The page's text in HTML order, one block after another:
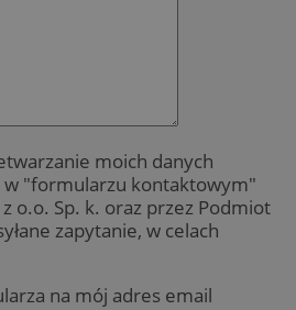
moich danych
w "formularzu kontaktowym"
o.o. Sp. k. oraz przez Podmiot
zapytanie, w celach
na mój adres email